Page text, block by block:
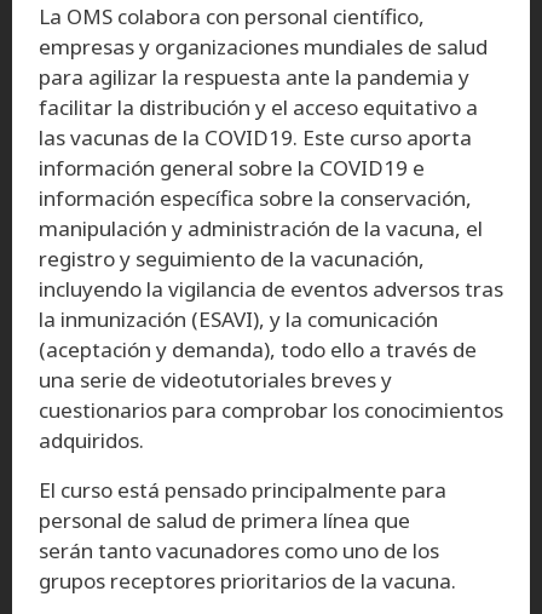
La OMS colabora con personal científico,
empresas y organizaciones mundiales de salud
para agilizar la respuesta ante la pandemia y
facilitar la distribución y el acceso equitativo a
las vacunas de la COVID19. Este curso aporta
información general sobre la COVID19 e
información específica sobre la conservación,
manipulación y administración de la vacuna, el
registro y seguimiento de la vacunación,
incluyendo la vigilancia de eventos adversos tras
la inmunización (ESAVI), y la comunicación
(aceptación y demanda), todo ello a través de
una serie de videotutoriales breves y
cuestionarios para comprobar los conocimientos
adquiridos.
El curso está pensado principalmente para
personal de salud de primera línea que
serán tanto vacunadores como uno de los
grupos receptores prioritarios de la vacuna.